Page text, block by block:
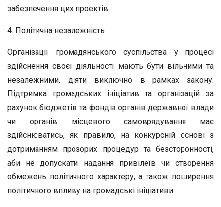
забезпечення цих проектів.
4. Політична незалежність
Організації громадянського суспільства у процесі
здійснення своєї діяльності мають бути вільними та
незалежними, діяти виключно в рамках закону.
Підтримка громадських ініціатив та організацій за
рахунок бюджетів та фондів органів державної влади
чи органів місцевого самоврядування має
здійснюватись, як правило, на конкурсній основі з
дотриманням прозорих процедур та безсторонності,
аби не допускати надання привілеїв чи створення
обмежень політичного характеру, а також поширення
політичного впливу на громадські ініціативи.